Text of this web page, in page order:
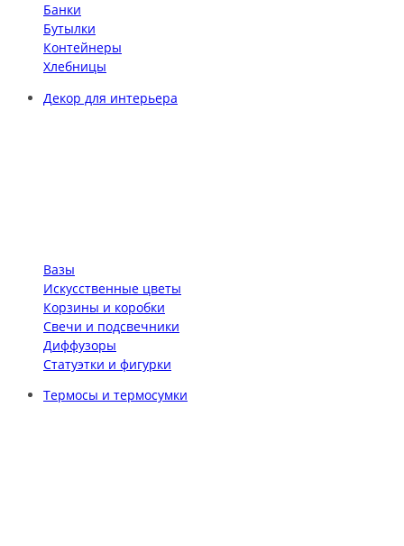
Банки
Бутылки
Контейнеры
Хлебницы
Декор для интерьера
Вазы
Искусственные цветы
Корзины и коробки
Свечи и подсвечники
Диффузоры
Статуэтки и фигурки
Термосы и термосумки